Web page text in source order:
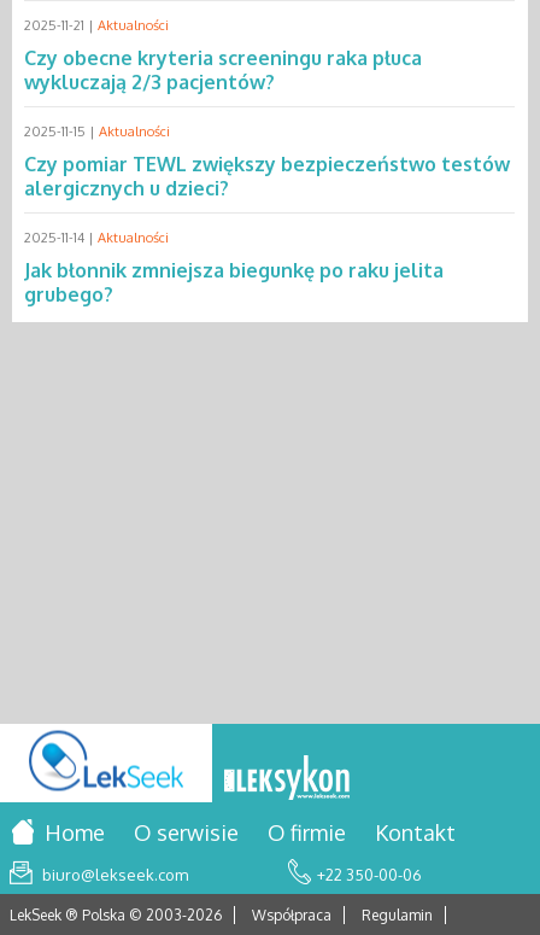
2025-11-21 | Aktualności
Czy obecne kryteria screeningu raka płuca
wykluczają 2/3 pacjentów?
2025-11-15 | Aktualności
Czy pomiar TEWL zwiększy bezpieczeństwo testów
alergicznych u dzieci?
2025-11-14 | Aktualności
Jak błonnik zmniejsza biegunkę po raku jelita
grubego?
Home O serwisie O firmie Kontakt
biuro@lekseek.com +22 350-00-06
LekSeek ® Polska © 2003-2026 Współpraca Regulamin